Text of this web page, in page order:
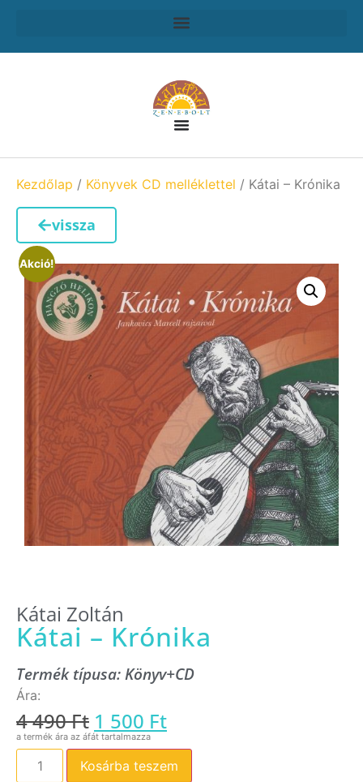
Kezdőlap / Könyvek CD melléklettel / Kátai – Krónika
vissza
Akció!
Kátai Zoltán
Kátai – Krónika
Termék típusa:Könyv+CD
4 490Ft 1 500 Ft
Kosárba teszem